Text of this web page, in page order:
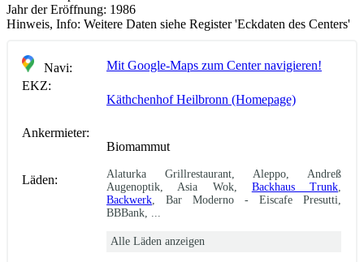
Jahr der Eröffnung: 1986
Hinweis, Info: Weitere Daten siehe Register 'Eckdaten des Centers'
Navi:
Mit Google-Maps zum Center navigieren!
EKZ:
Käthchenhof Heilbronn (Homepage)
Ankermieter:
Biomammut
Läden:
Alaturka Grillrestaurant, Aleppo, Andreß
Augenoptik, Asia Wok, Backhaus Trunk
Backwerk , Bar Moderno - Eiscafe Presutti,
BBBank, ...
Alle Läden anzeigen